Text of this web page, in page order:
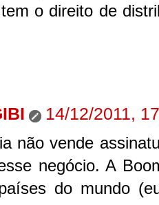
o direito de
14/12/2011,
não vende
negócio. A
do mundo